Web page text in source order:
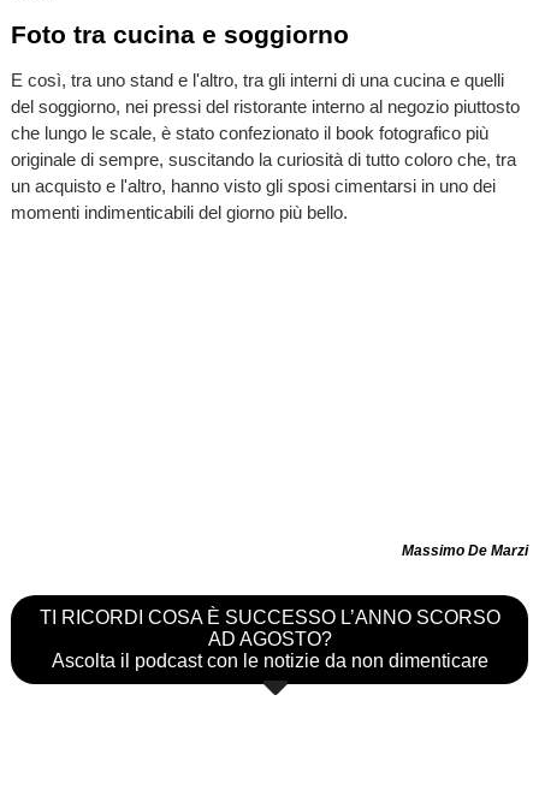
Foto tra cucina e soggiorno
E così, tra uno stand e l'altro, tra gli interni di una cucina e quelli
del soggiorno, nei pressi del ristorante interno al negozio piuttosto
che lungo le scale, è stato confezionato il book fotografico più
originale di sempre, suscitando la curiosità di tutto coloro che, tra
un acquisto e l'altro, hanno visto gli sposi cimentarsi in uno dei
momenti indimenticabili del giorno più bello.
Massimo De Marzi
TI RICORDI COSA È SUCCESSO L’ANNO SCORSO
AD AGOSTO?
Ascolta il podcast con le notizie da non dimenticare